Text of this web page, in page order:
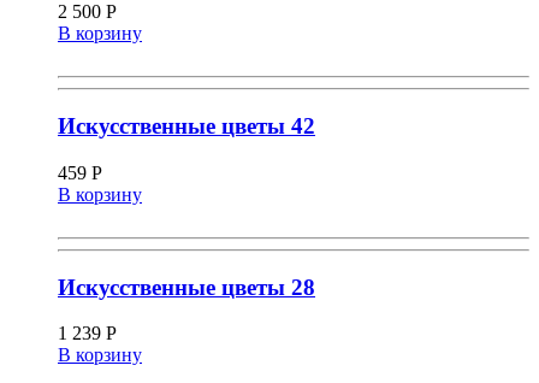
2 500 Р
В корзину
Искусственные цветы 42
459 Р
В корзину
Искусственные цветы 28
1 239 Р
В корзину